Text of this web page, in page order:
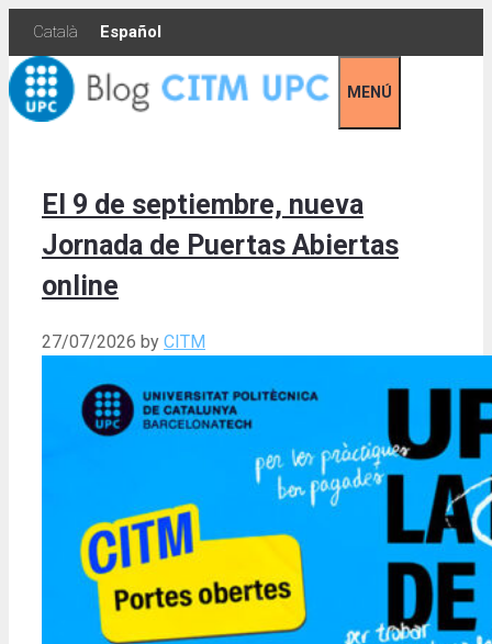
Skip
content
Català Español
MENÚ
El 9 de septiembre, nueva
Jornada de Puertas Abiertas
online
27/07/2026 by CITM